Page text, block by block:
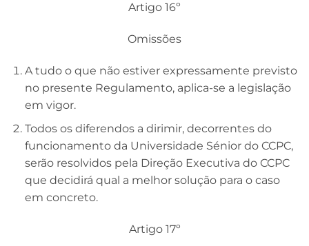
Artigo 16º
Omissões
A tudo o que não estiver expressamente previsto
no presente Regulamento, aplica-se a legislação
em vigor.
Todos os diferendos a dirimir, decorrentes do
funcionamento da Universidade Sénior do CCPC,
serão resolvidos pela Direção Executiva do CCPC
que decidirá qual a melhor solução para o caso
em concreto.
Artigo 17º